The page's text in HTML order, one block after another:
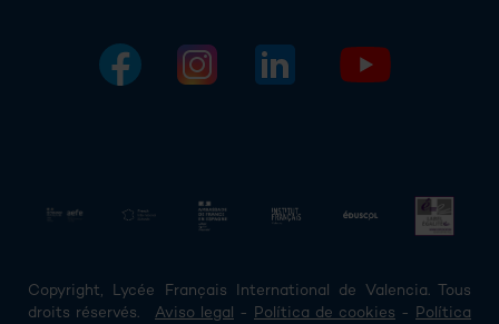
Copyright, Lycée Français International de Valencia. Tous
droits réservés.
Aviso legal - Política de cookies - Política